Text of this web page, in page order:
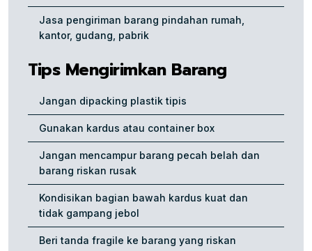
Jasa pengiriman barang pindahan rumah,
kantor, gudang, pabrik
Tips Mengirimkan Barang
Jangan dipacking plastik tipis
Gunakan kardus atau container box
Jangan mencampur barang pecah belah dan
barang riskan rusak
Kondisikan bagian bawah kardus kuat dan
tidak gampang jebol
Beri tanda fragile ke barang yang riskan